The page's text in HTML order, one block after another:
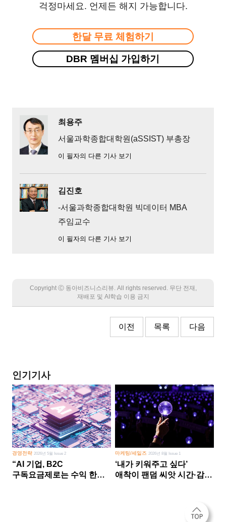
걱정마세요. 언제든 해지 가능합니다.
한달 무료 체험하기
DBR 멤버십 가입하기
최용주
서울과학종합대학원(aSSIST) 부총장
이 필자의 다른 기사 보기
김진호
-서울과학종합대학원 빅데이터 MBA
주임교수
이 필자의 다른 기사 보기
Copyright Ⓒ 동아비즈니스리뷰. All rights reserved. 무단 전재,
재배포 및 AI학습 이용 금지
이전 목록 다음
인기기사
경영전략 2026년 5월 Issue 2
“AI 기업, B2C
구독요금제로는 수익 한계
마케팅/세일즈 2026년 8월 Issue 1
‘내가 키워주고 싶다’
애착이 팬덤 씨앗 시간·감정